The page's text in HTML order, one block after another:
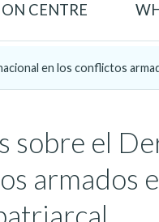
CENTRE
en los conflictos
sobre el
armados